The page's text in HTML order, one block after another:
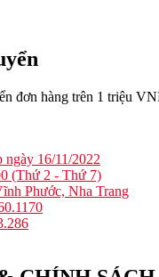
đơn hàng trên 1 triệu
16/11/2022
(Thứ 2 - Thứ 7)
Phước, Nha Trang